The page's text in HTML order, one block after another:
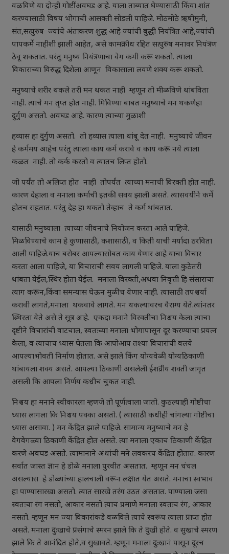
वळविणे या दोन्ही गोष्टींअवघड आहे. याला ताब्यात घेण्यासाठी किंवा शांत
करण्यासाठी विषय भोगाची आसक्ती सोडली पाहिजे. मोठमोठे ऋषीमुनी,
संत,सत्पुरुष ज्यांचे अंतःकरण शुद्ध आहे ज्यांची बुद्धी नियंत्रित आहे,ज्यांची
पापकर्मे नाहीशी झाली आहेत, असे कामक्रोध रहित सत्पुरुष मनावर नियंत्रण
ठेवू शकतात. परंतु मनुष्य नियंत्रणाचा वेग कमी करू शकतो. त्याला
विकाराच्या विरुद्ध दिशेला आणून विकासाला लवणे शक्य करू शकतो.
मनुष्याचे शरीर थकले तरी मन थकत नाही म्हणून तो मीळविणे थांबविता
नाही. त्याचे मन तृप्त होत नाही. मिविण्या बाबत मनुष्याचे मन थकणेहा
दुर्गुण असतो. अवघड आहे. कारण त्याच्या मुळाशी
हव्यास हा दुर्गुण असतो. तो हव्यास त्याला थांबू देत नाही. मनुष्याचे जीवन
हे कर्ममय आहेच परंतु त्याला काय कर्म करावे व काय करू नये त्याला
कळत नाही. तो कर्क करतो व त्यातच लिप्त होतो.
जो पर्यंत तो अलिप्त होत नाही तोपर्यंत त्याच्या मनाची विरक्ती होत नाही.
कारण देहाला व मनाला कर्माची इतकी सवय झाली असते. त्यासवयीने कर्मे
होतच राहतात. परंतु देह हा थकतो तेव्हाच ते कर्म थांबतात.
यासाठी मनुष्याला त्याच्या जीवनाचे नियोजन करता आले पाहिजे.
मिळविण्याचे काम हे कुणासाठी, कशासाठी, व किती याची मर्यादा ठरविता
आली पाहिजे.याच बरोबर आपल्यासोबत काय येणार आहे याचा विचार
करता आला पाहिजे, या विचाराची सवय लागली पाहिजे. याला कुठेतरी
थांबता येईल,स्थिर होता येईल. मनाला विरक्ती,अथवा निवृत्ती हि संसाराचा
त्याग करून,किंवा समन्यास घेऊन मुळीच येणार नाही. त्यासाठी तपश्चर्या
करावी लागते,मनाला थकवावे लागते. मन थकल्यावरच वैराग्य येते.त्यांनतर
स्थिरता येते असे ते सूत्र आहे. एकदा मनाने विरक्तीचा निश्चय केला त्याचा
दृष्टीने विचारांची वाटचाल, स्वतःच्या मनाला भोगापासून दूर करण्याचा प्रयत्न
केला, व त्याचाच ध्यास घेतला कि आपोआप तश्या विचारांची वलये
आपल्याभोवती निर्माण होतात. असे झाले किंग योग्यवेळी योग्यठिकाणी
थांबायला शक्य असते. आपल्या ठिकाणी असलेली ईशव्रीय शक्ती जागृत
असली कि आपला निर्णय कधीच चुकत नाही.
निश्चय हा मनाने स्वीकारला म्हणजे तो पूर्णत्वाला जातो. कुठल्याही गोष्टीचा
ध्यास लागला कि निश्चय पक्का असतो. ( त्यासाठी कधीही चांगल्या गोष्टीचा
ध्यास असावा. ) मन केंद्रित झाले पाहिजे. सामान्य मनुष्याचे मन हे
वेगवेगळ्या ठिकाणी केंद्रित होत असते. त्या मनाला एकाच ठिकाणी केंद्रित
करणे अवघड असते. त्यामानाने अंधांची मने लवकरच केंद्रित होतात. कारण
सर्वात जास्त ज्ञान हे डोळे मनाला पुरवीत असतात. म्हणून मन चंचल
असल्यास हे डोळ्यांच्या हालचाली वरून लक्षात येत असते. मनाचा स्वभाव
हा पाण्यासारखा असतो. त्यात सारखे तरंग उठत असतात. पाण्याला जसा
स्वतःचा रंग नसतो, आकार नसतो त्याच प्रमाणे मनाला स्वतःच रंग, आकार
नसतो. म्हणून मन ज्या विकारांकडे वळविले त्याचे स्वरूप त्याला प्राप्त होत
असते. मनाला दुःखाचे प्रसंगाचे स्मरन झाले कि ते दुखी होते. व सुखाचे स्मरण
झाले कि ते आनंदित होते,व सुखावते. म्हणून मनाला दुःखानं पासून दूरच